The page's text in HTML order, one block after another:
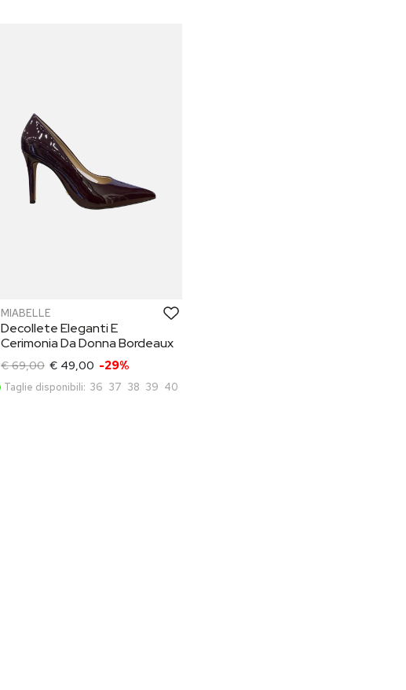
MIABELLE
Decollete Eleganti E
Cerimonia Da Donna Bordeaux
€ 69,00 € 49,00 -29%
Taglie disponibili: 36 37 38 39 40